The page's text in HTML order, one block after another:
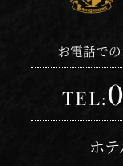
お電話で
TEL:
ホ